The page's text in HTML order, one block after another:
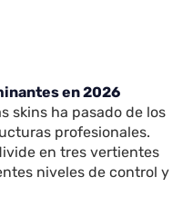
en 2026
skins ha pasado de los
profesionales.
en tres vertientes
niveles de control y